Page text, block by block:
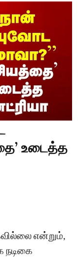
உடைத்த
என்றும்,
நடிகை